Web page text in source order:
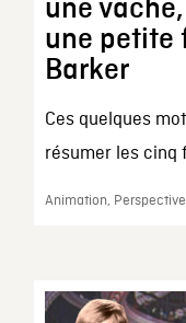
une
une petite
Barker
Ces quelques
résumer les cinq
Animation,